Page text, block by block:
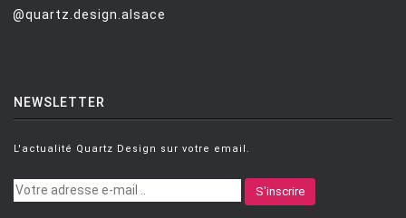
@quartz.design.alsace
NEWSLETTER
L'actualité Quartz Design sur votre email.
S'inscrire